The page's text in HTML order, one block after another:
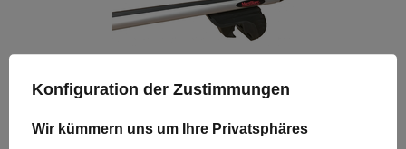
Konfiguration der Zustimmungen
Wir kümmern uns um Ihre Privatsphäres